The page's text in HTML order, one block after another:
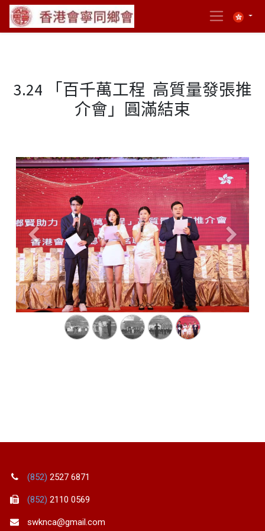
3.24 「百千萬工程 高質量發張推
介會」圓滿結束
Previous Next
(852)2527 6871
(852)2110 0569
swknca@gmail.com